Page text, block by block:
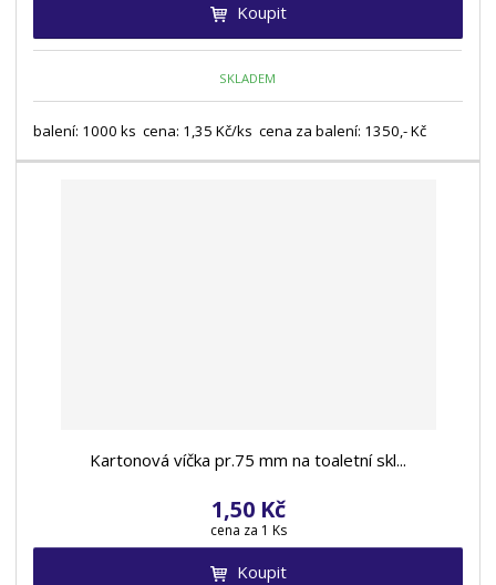
Koupit
SKLADEM
balení: 1000 ks cena: 1,35 Kč/ks cena za balení: 1350,- Kč
Kartonová víčka pr.75 mm na toaletní skl...
1,50 Kč
cena za 1 Ks
Koupit